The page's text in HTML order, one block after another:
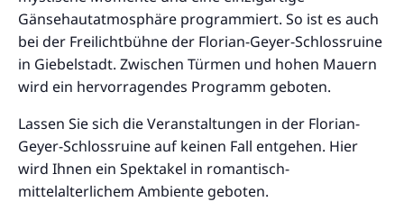
Gänsehautatmosphäre programmiert. So ist es auch
bei der Freilichtbühne der Florian-Geyer-Schlossruine
in Giebelstadt. Zwischen Türmen und hohen Mauern
wird ein hervorragendes Programm geboten.
Lassen Sie sich die Veranstaltungen in der Florian-
Geyer-Schlossruine auf keinen Fall entgehen. Hier
wird Ihnen ein Spektakel in romantisch-
mittelalterlichem Ambiente geboten.